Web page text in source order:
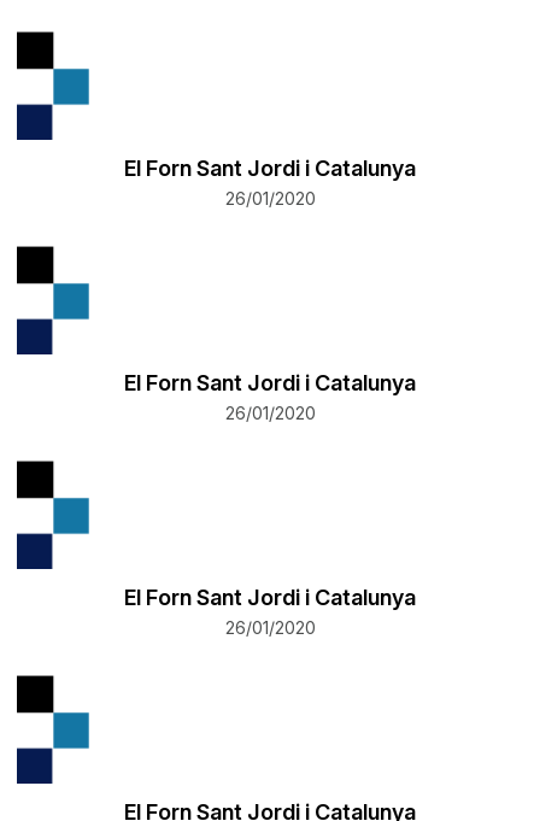
El Forn Sant Jordi i Catalunya
26/01/2020
El Forn Sant Jordi i Catalunya
26/01/2020
El Forn Sant Jordi i Catalunya
26/01/2020
El Forn Sant Jordi i Catalunya